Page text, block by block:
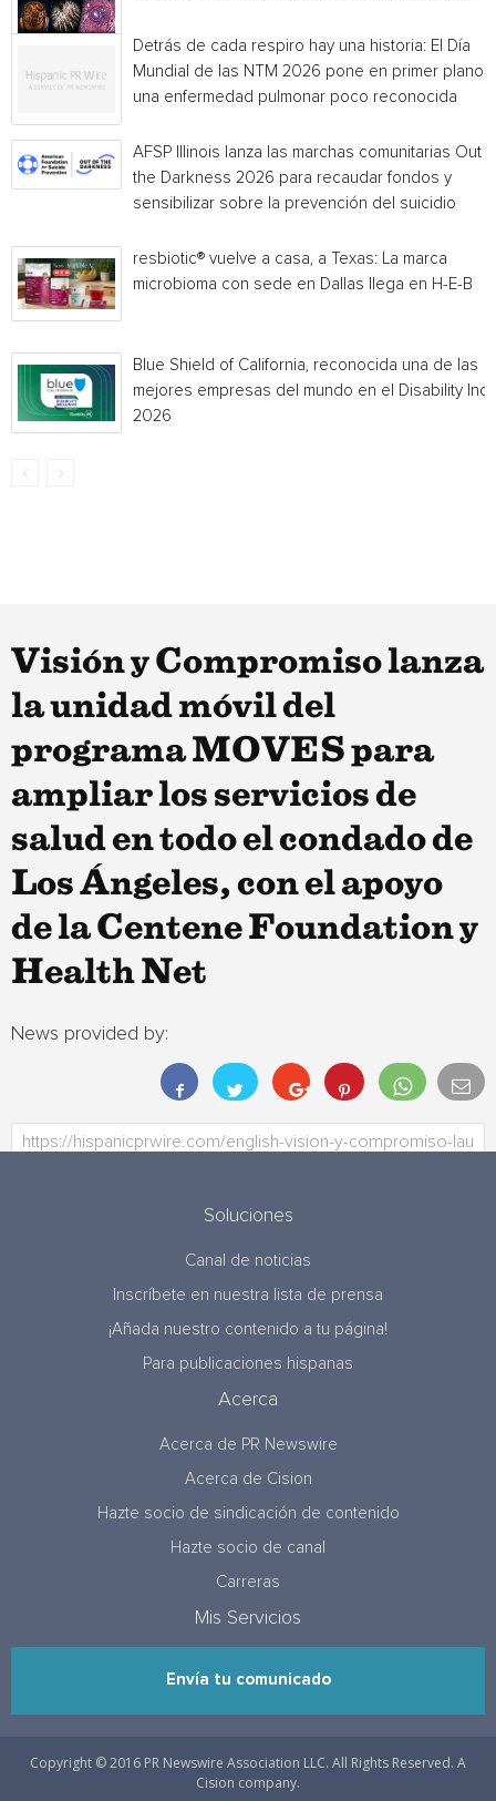
Detrás de cada respiro hay una historia: El Día
Mundial de las NTM 2026 pone en primer plano
una enfermedad pulmonar poco reconocida
AFSP Illinois lanza las marchas comunitarias Out
the Darkness 2026 para recaudar fondos y
sensibilizar sobre la prevención del suicidio
resbiotic® vuelve a casa, a Texas: La marca
microbioma con sede en Dallas llega en H-E-B
Blue Shield of California, reconocida una de las
mejores empresas del mundo en el Disability
2026
Visión y Compromiso lanza
la unidad móvil del
programa MOVES para
ampliar los servicios de
salud en todo el condado de
Los Ángeles, con el apoyo
de la Centene Foundation y
Health Net
News provided by:
Soluciones
Canal de noticias
Inscríbete en nuestra lista de prensa
¡Añada nuestro contenido a tu página!
Para publicaciones hispanas
Acerca
Acerca de PR Newswire
Acerca de Cision
Hazte socio de sindicación de contenido
Hazte socio de canal
Carreras
Mis Servicios
Envía tu comunicado
Copyright © 2016 PR Newswire Association LLC. All Rights Reserved. A
Cision company.